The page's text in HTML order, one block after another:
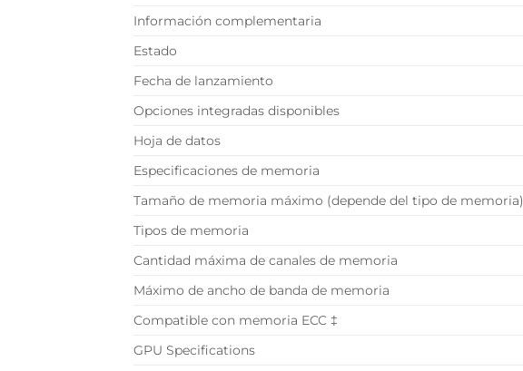
Información complementaria
Estado
Fecha de lanzamiento
Opciones integradas disponibles
Hoja de datos
Especificaciones de memoria
Tamaño de memoria máximo (depende del tipo de memoria)
Tipos de memoria
Cantidad máxima de canales de memoria
Máximo de ancho de banda de memoria
Compatible con memoria ECC ‡
GPU Specifications